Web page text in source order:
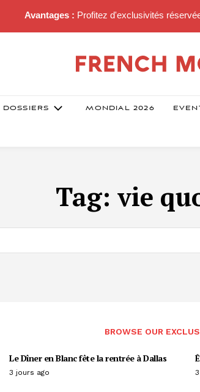
Avantages : Profitez d'exclusivités
DOSSIERS MONDIAL 2026
Tag: vie
BROWSE OUR
Le Dîner en Blanc fête la rentrée à Dallas
3 jours ago